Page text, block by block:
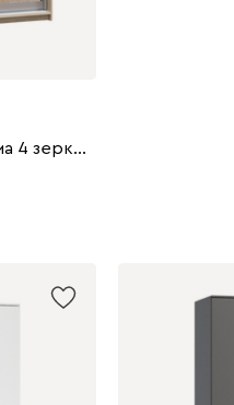
Шкаф-купе Байкал 4-260x240 Дуб Сонома 4 зеркала